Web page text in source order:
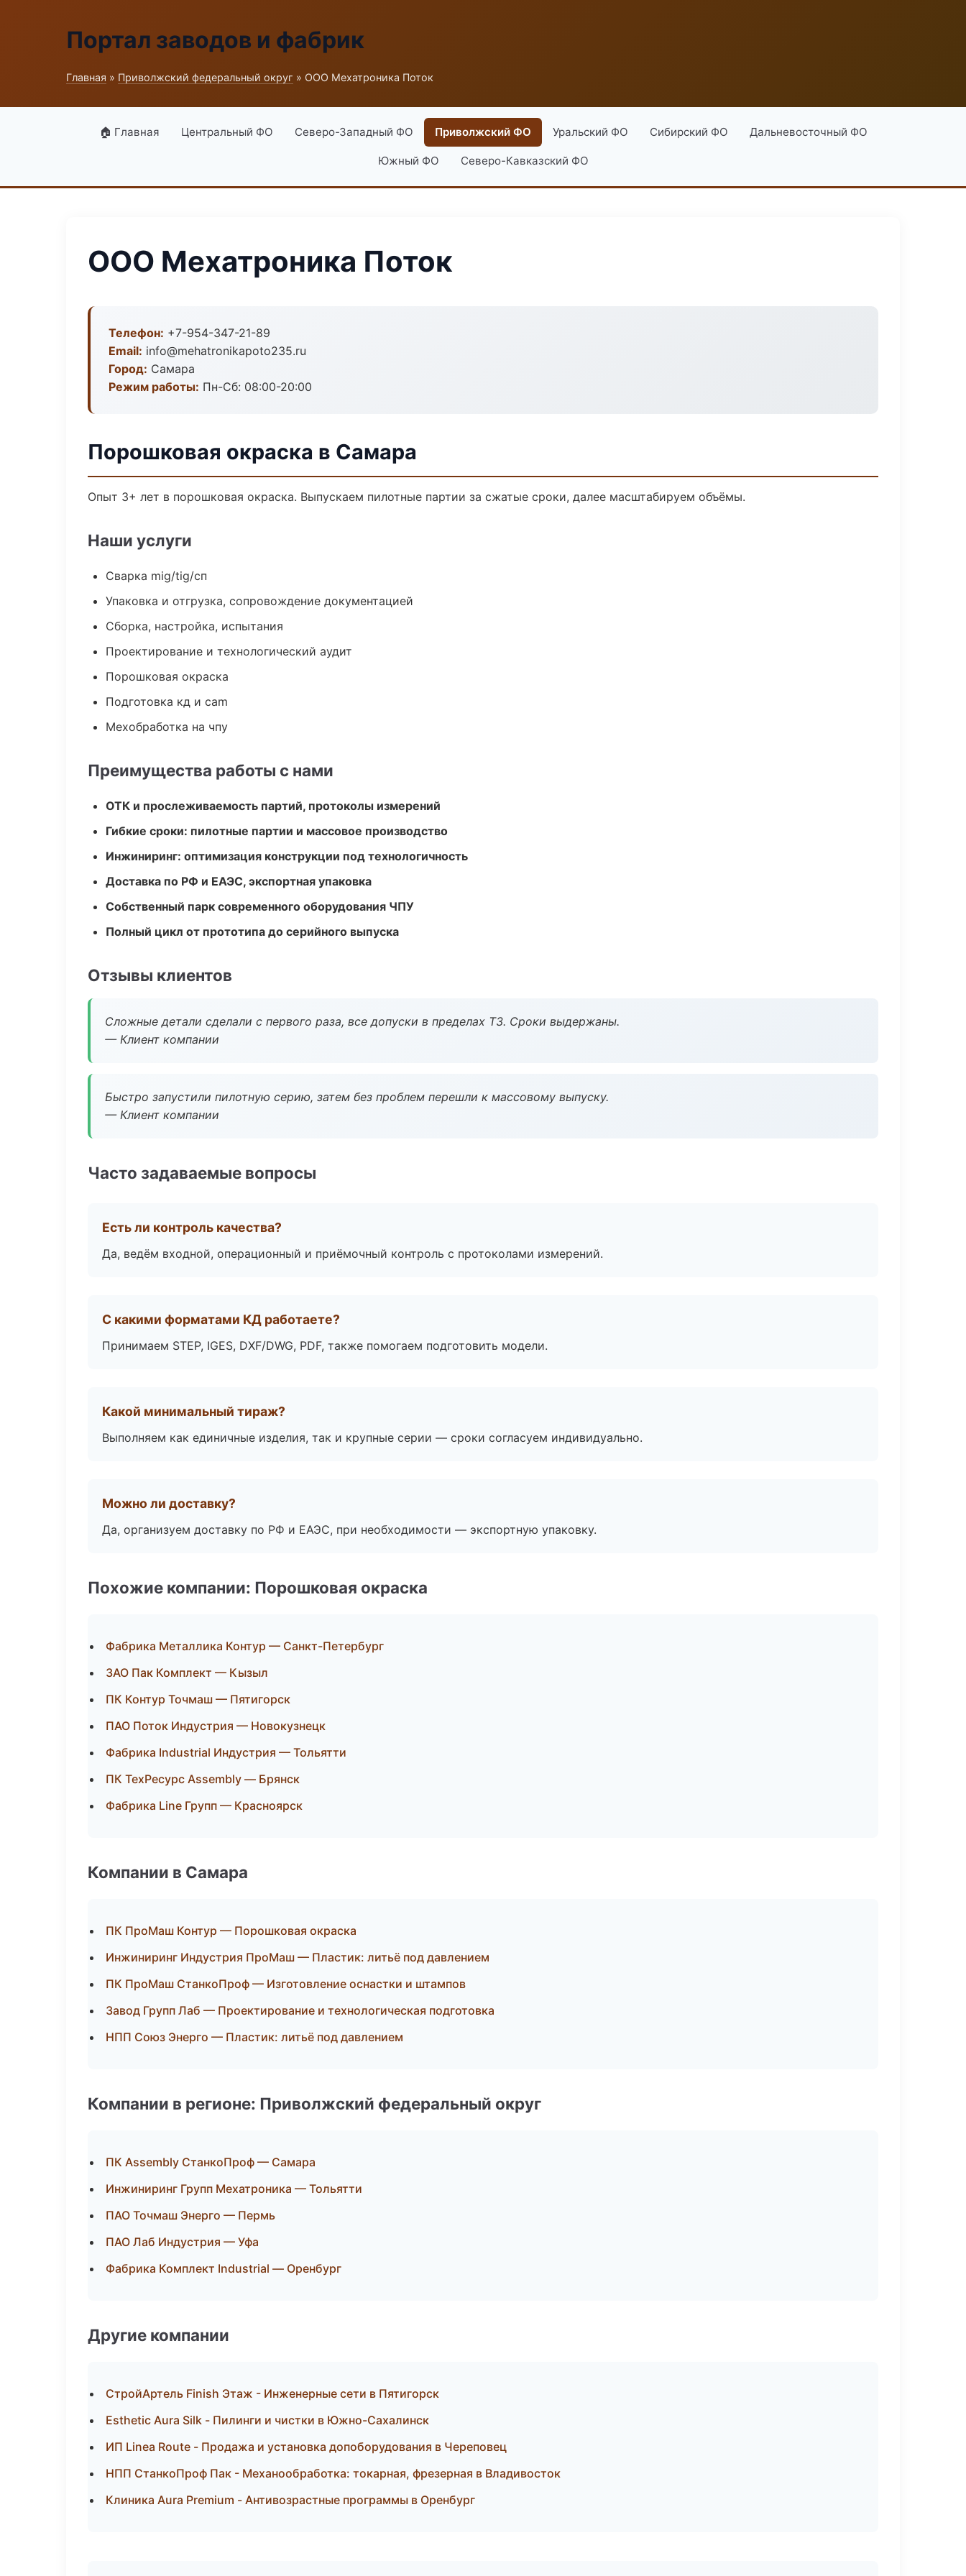
Портал заводов и фабрик
Главная » Приволжский федеральный округ » ООО Мехатроника Поток
🏠 Главная Центральный ФО Северо-Западный ФО Приволжский ФО Уральский ФО Сибирский ФО Дальневосточный ФО
Южный ФО Северо-Кавказский ФО
ООО Мехатроника Поток
Телефон: +7-954-347-21-89
Email: info@mehatronikapoto235.ru
Город: Самара
Режим работы: Пн-Сб: 08:00-20:00
Порошковая окраска в Самара
Опыт 3+ лет в порошковая окраска. Выпускаем пилотные партии за сжатые сроки, далее масштабируем объёмы.
Наши услуги
Сварка mig/tig/сп
Упаковка и отгрузка, сопровождение документацией
Сборка, настройка, испытания
Проектирование и технологический аудит
Порошковая окраска
Подготовка кд и cam
Мехобработка на чпу
Преимущества работы с нами
ОТК и прослеживаемость партий, протоколы измерений
Гибкие сроки: пилотные партии и массовое производство
Инжиниринг: оптимизация конструкции под технологичность
Доставка по РФ и ЕАЭС, экспортная упаковка
Собственный парк современного оборудования ЧПУ
Полный цикл от прототипа до серийного выпуска
Отзывы клиентов
Сложные детали сделали с первого раза, все допуски в пределах ТЗ. Сроки выдержаны.
— Клиент компании
Быстро запустили пилотную серию, затем без проблем перешли к массовому выпуску.
— Клиент компании
Часто задаваемые вопросы
Есть ли контроль качества?
Да, ведём входной, операционный и приёмочный контроль с протоколами измерений.
С какими форматами КД работаете?
Принимаем STEP, IGES, DXF/DWG, PDF, также помогаем подготовить модели.
Какой минимальный тираж?
Выполняем как единичные изделия, так и крупные серии — сроки согласуем индивидуально.
Можно ли доставку?
Да, организуем доставку по РФ и ЕАЭС, при необходимости — экспортную упаковку.
Похожие компании: Порошковая окраска
Фабрика Металлика Контур — Санкт-Петербург
ЗАО Пак Комплект — Кызыл
ПК Контур Точмаш — Пятигорск
ПАО Поток Индустрия — Новокузнецк
Фабрика Industrial Индустрия — Тольятти
ПК ТехРесурс Assembly — Брянск
Фабрика Line Групп — Красноярск
Компании в Самара
ПК ПроМаш Контур — Порошковая окраска
Инжиниринг Индустрия ПроМаш — Пластик: литьё под давлением
ПК ПроМаш СтанкоПроф — Изготовление оснастки и штампов
Завод Групп Лаб — Проектирование и технологическая подготовка
НПП Союз Энерго — Пластик: литьё под давлением
Компании в регионе: Приволжский федеральный округ
ПК Assembly СтанкоПроф — Самара
Инжиниринг Групп Мехатроника — Тольятти
ПАО Точмаш Энерго — Пермь
ПАО Лаб Индустрия — Уфа
Фабрика Комплект Industrial — Оренбург
Другие компании
СтройАртель Finish Этаж - Инженерные сети в Пятигорск
Esthetic Aura Silk - Пилинги и чистки в Южно-Сахалинск
ИП Linea Route - Продажа и установка допоборудования в Череповец
НПП СтанкоПроф Пак - Механообработка: токарная, фрезерная в Владивосток
Клиника Aura Premium - Антивозрастные программы в Оренбург